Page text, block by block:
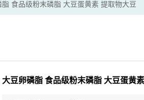
脂 食品级粉末磷脂 大豆蛋黄素 提取物大豆
大豆卵磷脂 食品级粉末磷脂 大豆蛋黄